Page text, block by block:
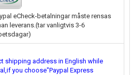
eCheck-betalningar måste rensas
leverans.(tar vanligtvis 3-6
shipping address in English while
you choose"Paypal Express